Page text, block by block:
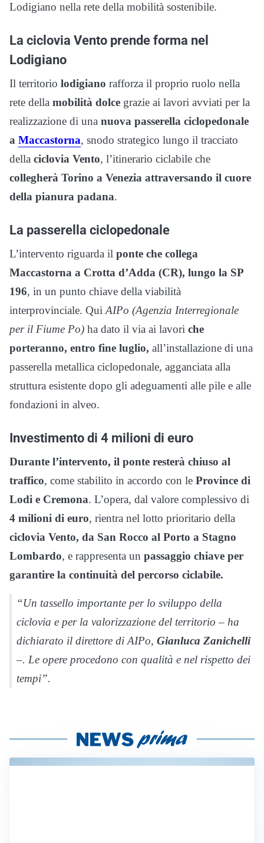
Lodigiano nella rete della mobilità sostenibile.
La ciclovia Vento prende forma nel
Lodigiano
Il territorio lodigiano rafforza il proprio ruolo nella
rete della mobilità dolce grazie ai lavori avviati per la
realizzazione di una nuova passerella ciclopedonale
a Maccastorna, snodo strategico lungo il tracciato
della ciclovia Vento, l’itinerario ciclabile che
collegherà Torino a Venezia attraversando il cuore
della pianura padana.
La passerella ciclopedonale
L’intervento riguarda il ponte che collega
Maccastorna a Crotta d’Adda (CR), lungo la SP
196, in un punto chiave della viabilità
interprovinciale. QuiAIPo (Agenzia Interregionale
per il Fiume Po) ha dato il via ai lavori che
porteranno, entro fine luglio, all’installazione di una
passerella metallica ciclopedonale, agganciata alla
struttura esistente dopo gli adeguamenti alle pile e alle
fondazioni in alveo.
Investimento di 4 milioni di euro
Durante l’intervento, il ponte resterà chiuso al
traffico, come stabilito in accordo con le Province di
Lodi e Cremona. L’opera, dal valore complessivo di
4 milioni di euro, rientra nel lotto prioritario della
ciclovia Vento, da San Rocco al Porto a Stagno
Lombardo, e rappresenta un passaggio chiave per
garantire la continuità del percorso ciclabile.
“Un tassello importante per lo sviluppo della
ciclovia e per la valorizzazione del territorio – ha
dichiarato il direttore di AIPo, Gianluca Zanichelli
–. Le opere procedono con qualità e nel rispetto dei
tempi”.